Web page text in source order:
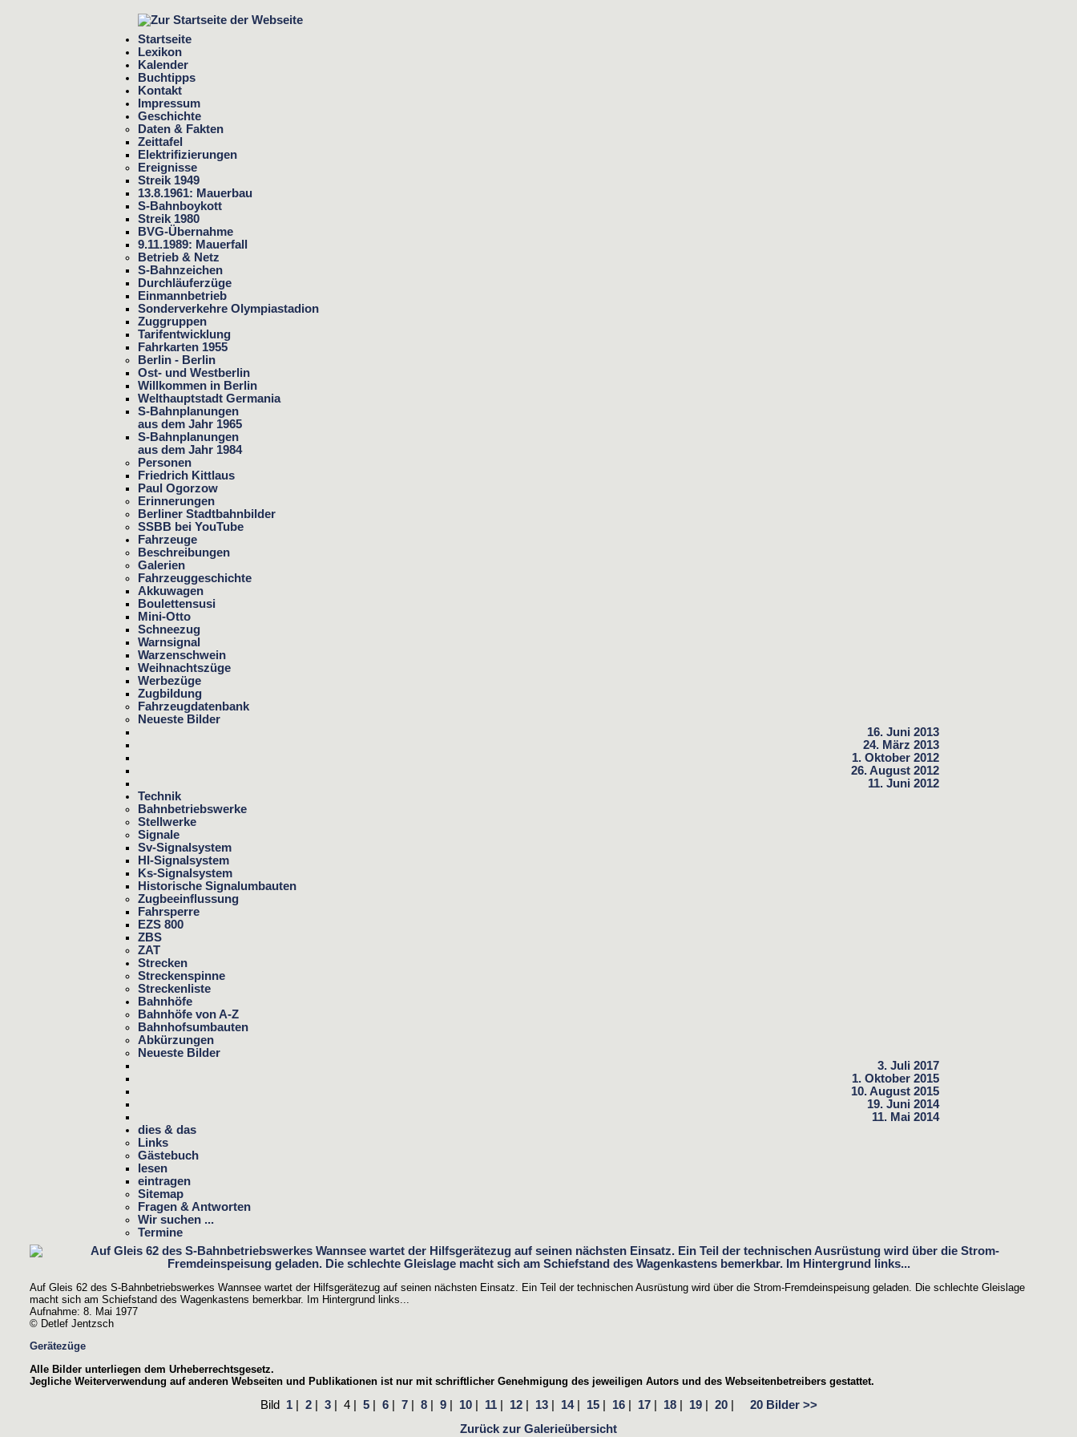
Startseite
Lexikon
Kalender
Buchtipps
Kontakt
Impressum
Geschichte
Daten & Fakten
Zeittafel
Elektrifizierungen
Ereignisse
Streik 1949
13.8.1961: Mauerbau
S-Bahnboykott
Streik 1980
BVG-Übernahme
9.11.1989: Mauerfall
Betrieb & Netz
S-Bahnzeichen
Durchläuferzüge
Einmannbetrieb
Sonderverkehre Olympiastadion
Zuggruppen
Tarifentwicklung
Fahrkarten 1955
Berlin - Berlin
Ost- und Westberlin
Willkommen in Berlin
Welthauptstadt Germania
S-Bahnplanungen
aus dem Jahr 1965
S-Bahnplanungen
aus dem Jahr 1984
Personen
Friedrich Kittlaus
Paul Ogorzow
Erinnerungen
Berliner Stadtbahnbilder
SSBB bei YouTube
Fahrzeuge
Beschreibungen
Galerien
Fahrzeuggeschichte
Akkuwagen
Boulettensusi
Mini-Otto
Schneezug
Warnsignal
Warzenschwein
Weihnachtszüge
Werbezüge
Zugbildung
Fahrzeugdatenbank
Neueste Bilder
16. Juni 2013
24. März 2013
1. Oktober 2012
26. August 2012
11. Juni 2012
Technik
Bahnbetriebswerke
Stellwerke
Signale
Sv-Signalsystem
Hl-Signalsystem
Ks-Signalsystem
Historische Signalumbauten
Zugbeeinflussung
Fahrsperre
EZS 800
ZBS
ZAT
Strecken
Streckenspinne
Streckenliste
Bahnhöfe
Bahnhöfe von A-Z
Bahnhofsumbauten
Abkürzungen
Neueste Bilder
3. Juli 2017
1. Oktober 2015
10. August 2015
19. Juni 2014
11. Mai 2014
dies & das
Links
Gästebuch
lesen
eintragen
Sitemap
Fragen & Antworten
Wir suchen ...
Termine
Auf Gleis 62 des S-Bahnbetriebswerkes Wannsee wartet der Hilfsgerätezug auf seinen nächsten Einsatz. Ein Teil der technischen Ausrüstung wird über die Strom-Fremdeinspeisung geladen. Die schlechte Gleislage
macht sich am Schiefstand des Wagenkastens bemerkbar. Im Hintergrund links...
Aufnahme: 8. Mai 1977
© Detlef Jentzsch
Gerätezüge
Alle Bilder unterliegen dem Urheberrechtsgesetz.
Jegliche Weiterverwendung auf anderen Webseiten und Publikationen ist nur mit schriftlicher Genehmigung des jeweiligen Autors und des Webseitenbetreibers gestattet.
Bild 1| 2| 3| 4| 5| 6| 7| 8| 9| 10| 11| 12| 13| 14| 15| 16| 17| 18| 19| 20|
20 Bilder >>
Zurück zur Galerieübersicht